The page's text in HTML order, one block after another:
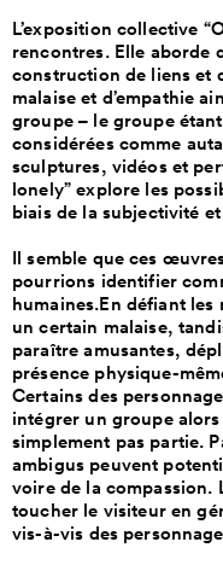
L’exposition collective
rencontres. Elle aborde
construction de liens et
malaise et d’empathie
groupe – le groupe
considérées comme
sculptures, vidéos et
lonely” explore les
biais de la subjectivité
Il semble que ces
pourrions identifier
humaines.En défiant
un certain malaise,
paraître amusantes,
présence physique-
Certains des
intégrer un groupe alors
simplement pas partie.
ambigus peuvent
voire de la compassion.
toucher le visiteur en
vis-à-vis des